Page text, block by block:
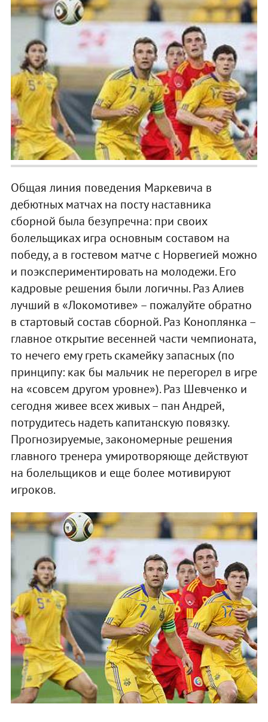
Общая линия поведения Маркевича в
дебютных матчах на посту наставника
сборной была безупречна: при своих
болельщиках игра основным составом на
победу, а в гостевом матче с Норвегией можно
и поэкспериментировать на молодежи. Его
кадровые решения были логичны. Раз Алиев
лучший в «Локомотиве» – пожалуйте обратно
в стартовый состав сборной. Раз Коноплянка –
главное открытие весенней части чемпионата,
то нечего ему греть скамейку запасных (по
принципу: как бы мальчик не перегорел в игре
на «совсем другом уровне»). Раз Шевченко и
сегодня живее всех живых – пан Андрей,
потрудитесь надеть капитанскую повязку.
Прогнозируемые, закономерные решения
главного тренера умиротворяюще действуют
на болельщиков и еще более мотивируют
игроков.